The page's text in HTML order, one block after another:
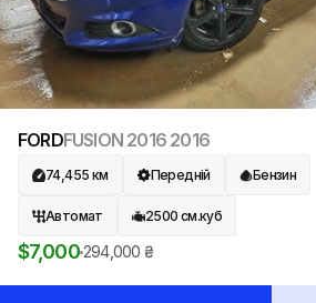
FORDFUSION 2016 2016
74,455 км Передній Бензин
Автомат 2500 см.куб
$7,000294,000 ₴